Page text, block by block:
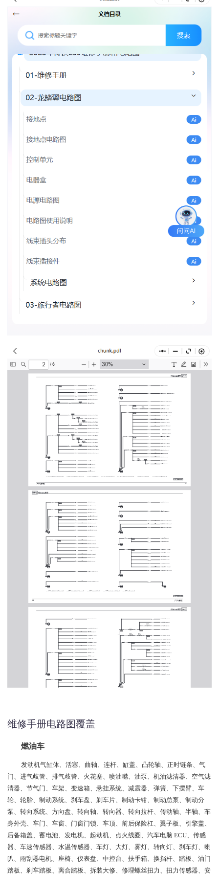
维修手册电路图覆盖
燃油车
发动机气缸体、活塞、曲轴、连杆、缸盖、凸轮轴、正时链条、气
门、进气歧管、排气歧管、火花塞、喷油嘴、油泵、机油滤清器、空气滤
清器、节气门、车架、变速箱、悬挂系统、减震器、弹簧、下摆臂、车
轮、轮胎、制动系统、刹车盘、刹车片、制动卡钳、制动总泵、制动分
泵、转向系统、方向盘、转向轴、转向器、转向拉杆、传动轴、半轴、车
身外壳、车门、车窗、门窗门锁、车顶、前后保险杠、翼子板、引擎盖、
后备箱盖、蓄电池、发电机、起动机、点火线圈、汽车电脑 ECU、传感
器、车速传感器、水温传感器、车灯、大灯、雾灯、转向灯、刹车灯、喇
叭、雨刮器电机、座椅、仪表盘、中控台、扶手箱、换挡杆、踏板、油门
踏板、刹车踏板、离合踏板、拆装大修、修理螺丝扭力、扭力传感器、安